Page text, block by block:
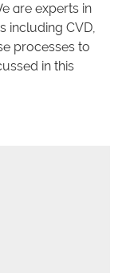
are experts in
including CVD,
processes to
in this